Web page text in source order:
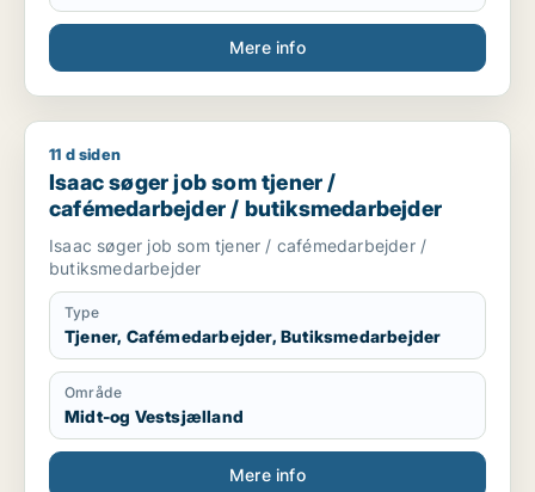
Mere info
Isaac søger job som tjener / cafémedarbejder /
11 d siden
Isaac søger job som tjener /
cafémedarbejder / butiksmedarbejder
Isaac søger job som tjener / cafémedarbejder /
butiksmedarbejder
Type
Tjener, Cafémedarbejder, Butiksmedarbejder
Område
Midt-og Vestsjælland
Mere info